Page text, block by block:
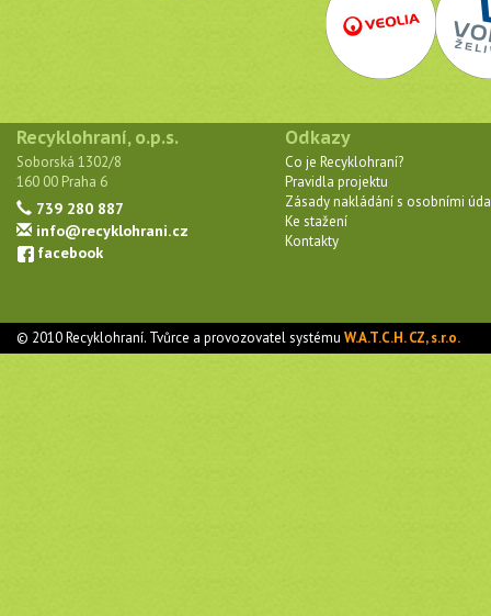
Recyklohraní, o.p.s.
Soborská 1302/8
160 00 Praha 6
739 280 887
info@recyklohrani.cz
facebook
Odkazy
Co je Recyklohraní?
Pravidla projektu
Zásady nakládání s osobními
Ke stažení
Kontakty
© 2010 Recyklohraní. Tvůrce a provozovatel systémuW.A.T.C.H. CZ, s.r.o.